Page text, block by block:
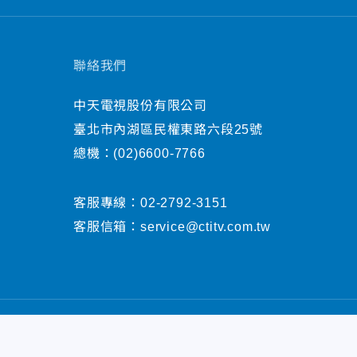
聯絡我們
中天電視股份有限公司
臺北市內湖區民權東路六段25號
總機： (02)6600-7766
客服專線： 02-2792-3151
客服信箱： service@ctitv.com.tw